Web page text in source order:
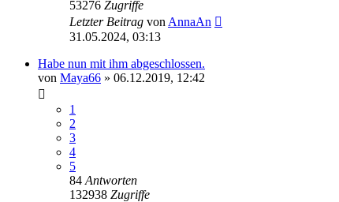
53276 Zugriffe
Letzter Beitrag von AnnaAn
31.05.2024, 03:13
Habe nun mit ihm abgeschlossen.
von Maya66 » 06.12.2019, 12:42
1
2
3
4
5
84 Antworten
132938 Zugriffe